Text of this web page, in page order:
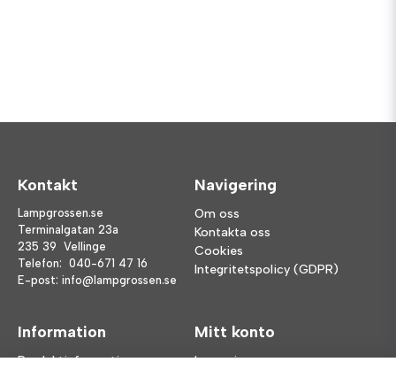
Kontakt
Lampgrossen.se
Terminalgatan 23a
235 39 Vellinge
Telefon: 040-671 47 16
E-post: info@lampgrossen.se
Navigering
Om oss
Kontakta oss
Cookies
Integritetspolicy (GDPR)
Information
Produktinformation
Mitt konto
Logga in